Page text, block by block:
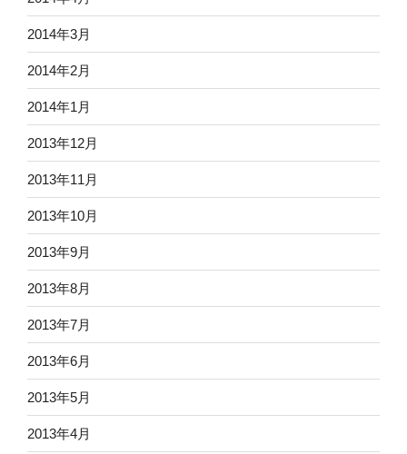
2014年3月
2014年2月
2014年1月
2013年12月
2013年11月
2013年10月
2013年9月
2013年8月
2013年7月
2013年6月
2013年5月
2013年4月